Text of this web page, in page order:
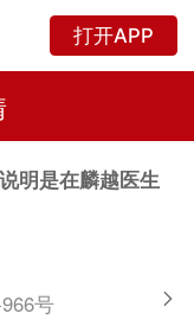
打开APP
明是在麟越医生
号